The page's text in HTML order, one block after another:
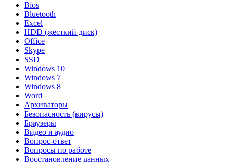
Bios
Bluetooth
Excel
HDD (жесткий диск)
Office
Skype
SSD
Windows 10
Windows 7
Windows 8
Word
Архиваторы
Безопасность (вирусы)
Браузеры
Видео и аудио
Вопрос-ответ
Вопросы по работе
Восстановление данных